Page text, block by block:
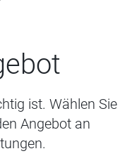
ist. Wählen Sie
Angebot an